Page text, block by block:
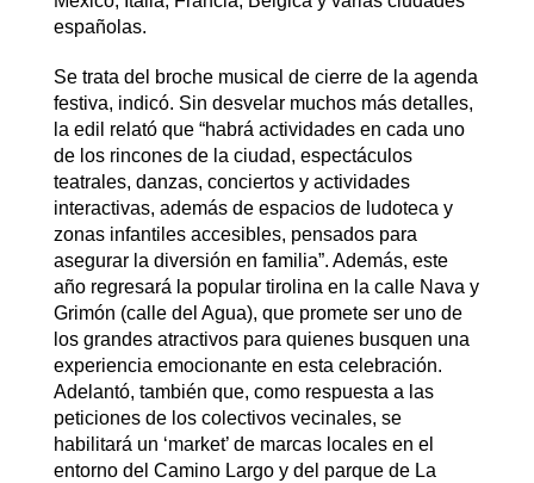
españolas.
Se trata del broche musical de cierre de la agenda
festiva, indicó. Sin desvelar muchos más detalles,
la edil relató que “habrá actividades en cada uno
de los rincones de la ciudad, espectáculos
teatrales, danzas, conciertos y actividades
interactivas, además de espacios de ludoteca y
zonas infantiles accesibles, pensados para
asegurar la diversión en familia”. Además, este
año regresará la popular tirolina en la calle Nava y
Grimón (calle del Agua), que promete ser uno de
los grandes atractivos para quienes busquen una
experiencia emocionante en esta celebración.
Adelantó, también que, como respuesta a las
peticiones de los colectivos vecinales, se
habilitará un ‘market’ de marcas locales en el
entorno del Camino Largo y del parque de La